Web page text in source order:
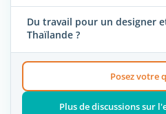
Du travail pour un designer
Thaïlande ?
Posez votre
Plus de discussions sur